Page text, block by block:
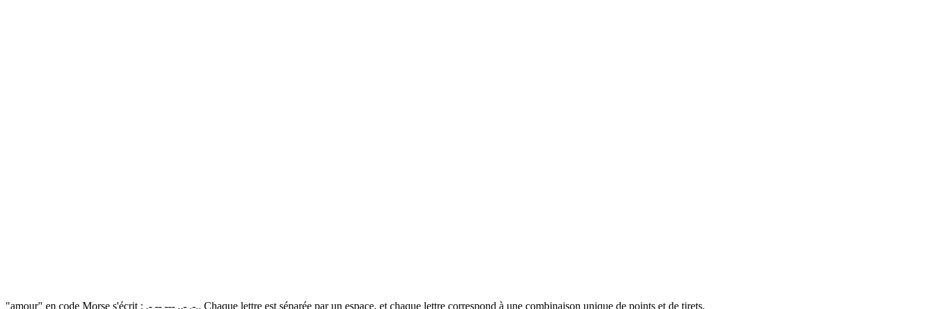
"amour" en code Morse s'écrit : .- -- --- ..- .-.. Chaque lettre est séparée par un espace, et chaque lettre correspond à une combinaison unique de points et de tirets.